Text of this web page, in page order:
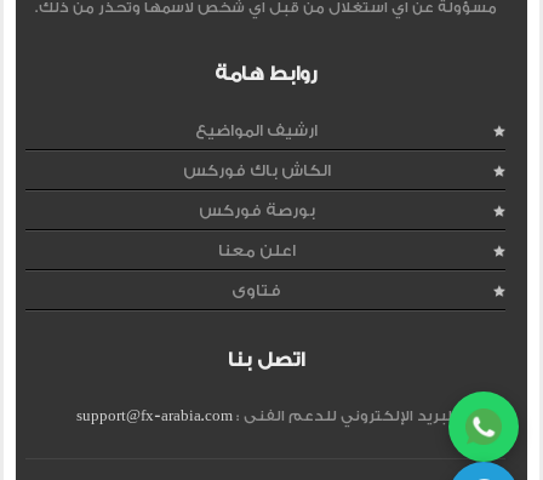
مسؤولة عن اي استغلال من قبل اي شخص لاسمها وتحذر من ذلك.
روابط هامة
ارشيف المواضيع
الكاش باك فوركس
بورصة فوركس
اعلن معنا
فتاوى
اتصل بنا
البريد الإلكتروني للدعم الفنى :support@fx-arabia.com